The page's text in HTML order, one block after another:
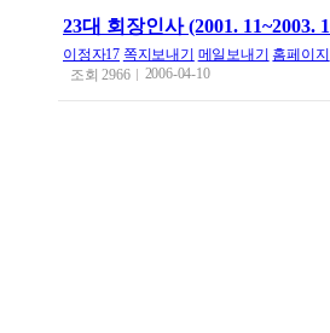
이정자17 쪽지보내기 메일보내기 홈페이지
조회2966 2006-04-10